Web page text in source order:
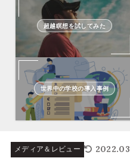
超越瞑想を試してみた
世界中の学校の導入事例
メディア＆レビュー